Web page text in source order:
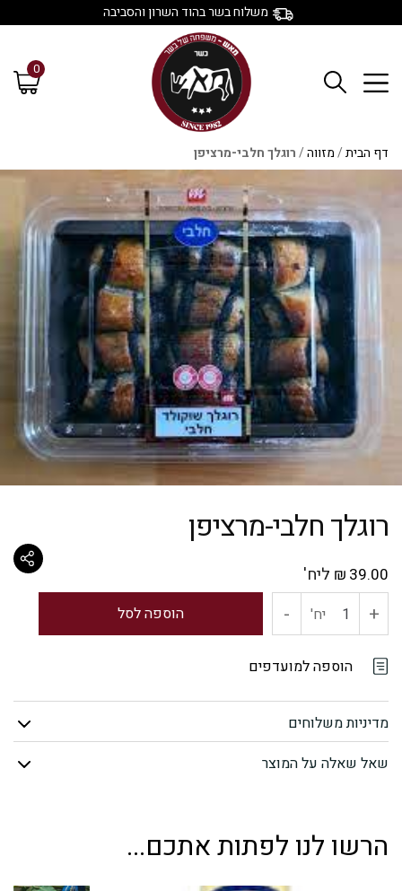
משלוח בשר בהוד השרון והסביבה
0
דף הבית/מזווה/רוגלך חלבי-מרציפן
רוגלך חלבי-מרציפן
₪ 39.00 ליח'
+ כמות
חלבי-מרציפן
יח' - הוספה לסל
הוספה למועדפים
מדיניות משלוחים
שאל שאלה על המוצר
הרשו לנו לפתות אתכם...